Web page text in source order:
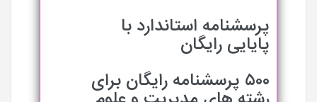
پرسشنامه استاندارد با
پایایی رایگان
۵۰۰ پرسشنامه رایگان برای